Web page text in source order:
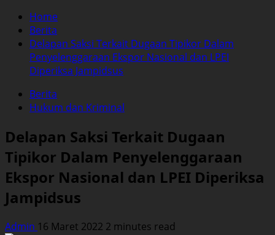
Home
Berita
Delapan Saksi Terkait Dugaan Tipikor Dalam
Penyelenggaraan Ekspor Nasional dan LPEI
Diperiksa Jampidsus
Berita
Hukum dan Kriminal
Delapan Saksi Terkait Dugaan
Tipikor Dalam Penyelenggaraan
Ekspor Nasional dan LPEI Diperiksa
Jampidsus
Admin 16 Maret 2022 2 minutes read